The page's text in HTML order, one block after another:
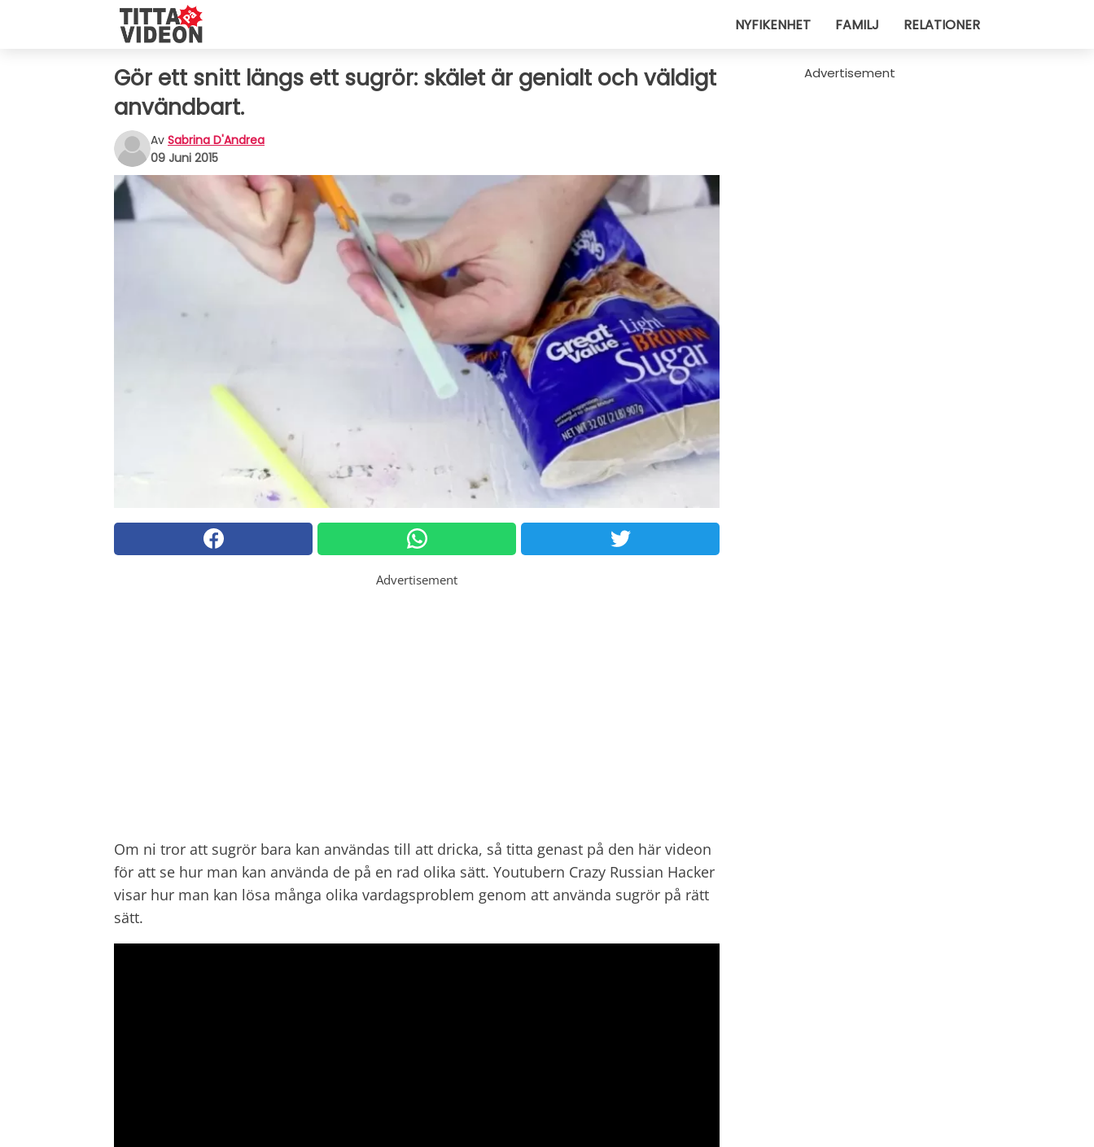
NYFIKENHET FAMILJ RELATIONER
Gör ett snitt längs ett sugrör: skälet är genialt och väldigt
användbart.
Av Sabrina D'Andrea
09 Juni 2015
Advertisement
Om ni tror att sugrör bara kan användas till att dricka, så titta genast på den här videon
för att se hur man kan använda de på en rad olika sätt. Youtubern Crazy Russian Hacker
visar hur man kan lösa många olika vardagsproblem genom att använda sugrör på rätt
sätt.
Advertisement